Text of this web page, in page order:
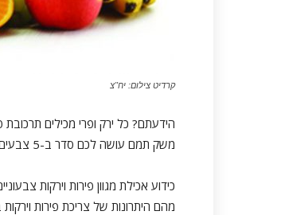
קרדיט צילום: יח"צ
הידעתם? כל ירק ופרי מכילים
משק תמם עושה לכם סדר ב-5 צבעים
כידוע אכילת מגוון פירות וירקות
מהם היתרונות של צריכת פירות